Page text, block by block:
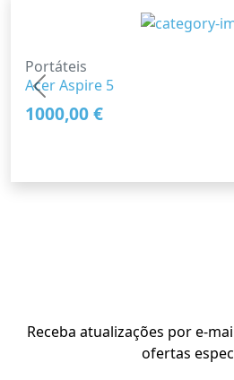
Portáteis
Acer Aspire 5
1000,00 €
Previous
Receba atualizações por e-
ofertas